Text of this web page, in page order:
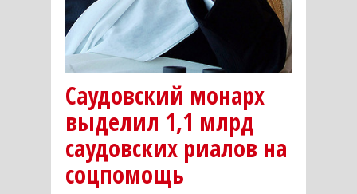
Саудовский монарх
выделил 1,1 млрд
саудовских риалов на
соцпомощь